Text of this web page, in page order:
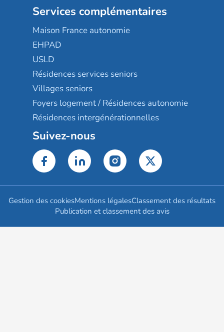
Services complémentaires
Maison France autonomie
EHPAD
USLD
Résidences services seniors
Villages seniors
Foyers logement / Résidences autonomie
Résidences intergénérationnelles
Suivez-nous
Gestion des cookiesMentions légalesClassement des résultats
Publication et classement des avis